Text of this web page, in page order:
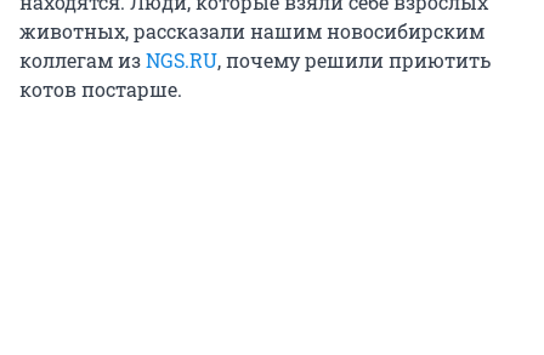
животных, рассказали нашим новосибирским
коллегам изNGS.RU, почему решили приютить
котов постарше.